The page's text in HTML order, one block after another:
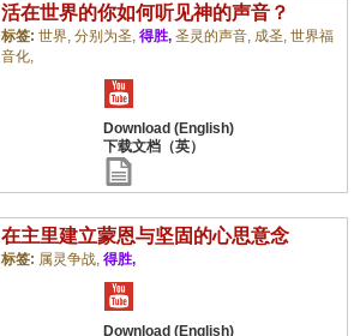
活在世界的你如何听见神的声音？
标签: 世界, 分别为圣, 得胜, 圣灵的声音, 成圣, 世界福
音化,
在主里建立蒙恩与坚固的心思意念
标签: 属灵争战, 得胜,